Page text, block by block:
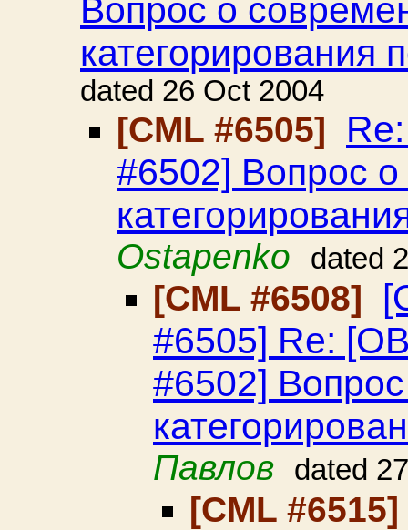
Вопрос о
категорирования
dated 26 Oct 2004
[CML #6505]
#6502] Вопрос
Ostapenko dated
[CML #6508]
#6505] Re:
#6502]
Павлов dated
[CML #6515]